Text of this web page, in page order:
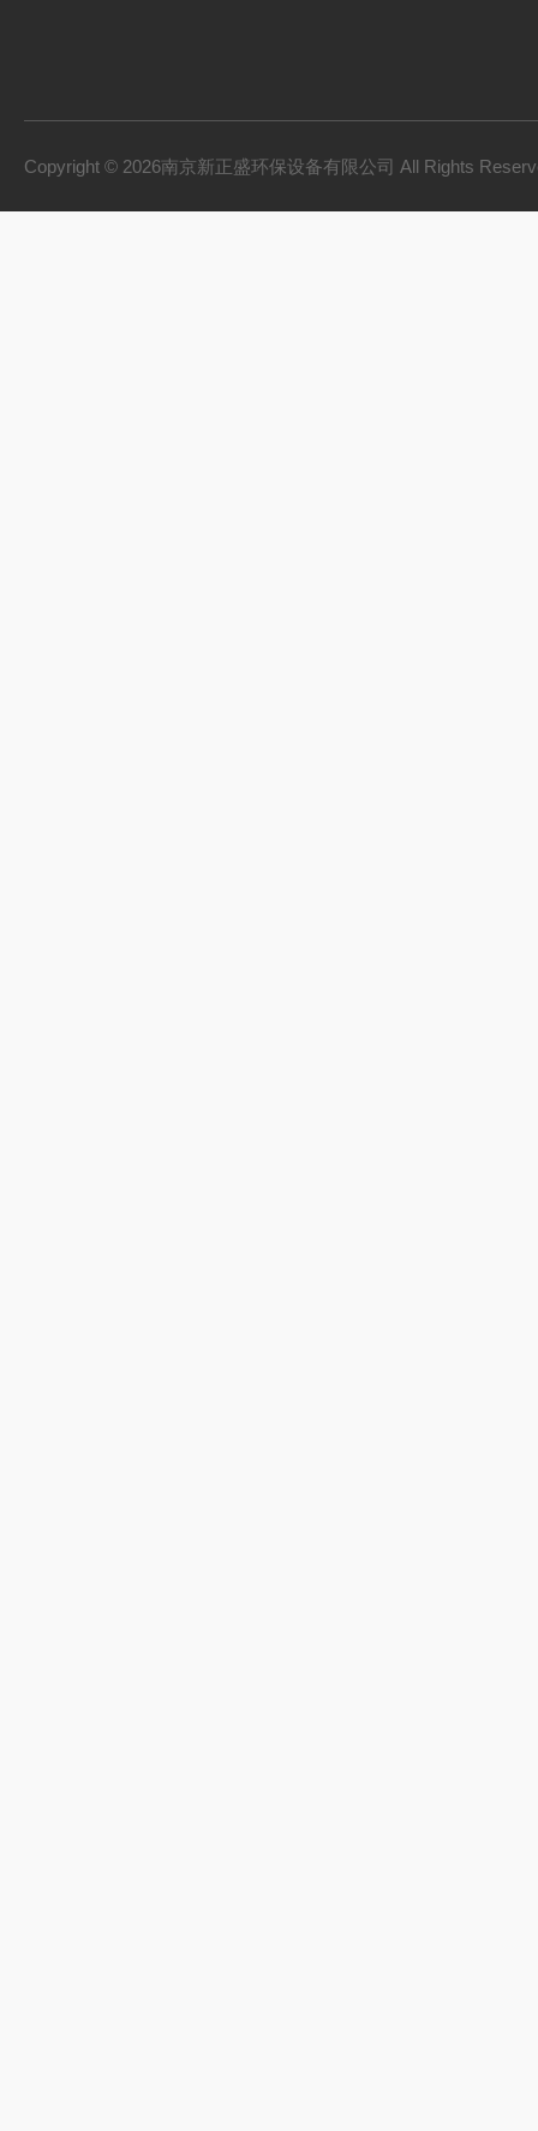
Copyright © 2026南京新正盛环保设备有限公司 All Rights